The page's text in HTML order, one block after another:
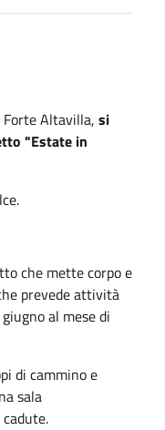
Forte Altavilla, si
"Estate in
che mette corpo e
prevede attività
al mese di
di cammino e
sala